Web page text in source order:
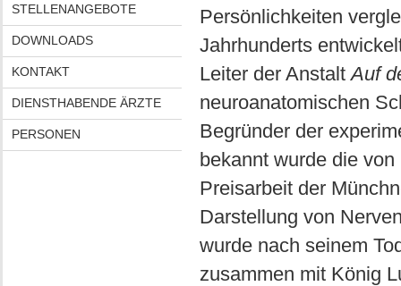
STELLENANGEBOTE
DOWNLOADS
KONTAKT
DIENSTHABENDE ÄRZTE
PERSONEN
Persönlichkeiten
Jahrhunderts
Leiter der AnstaltAuf
neuroanatomischen
Begründer der
bekannt wurde die von
Preisarbeit der
Darstellung von
wurde nach seinem
zusammen mit König